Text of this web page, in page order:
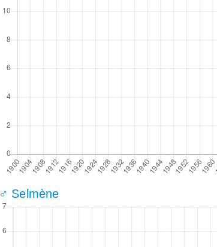
♂ Selmène